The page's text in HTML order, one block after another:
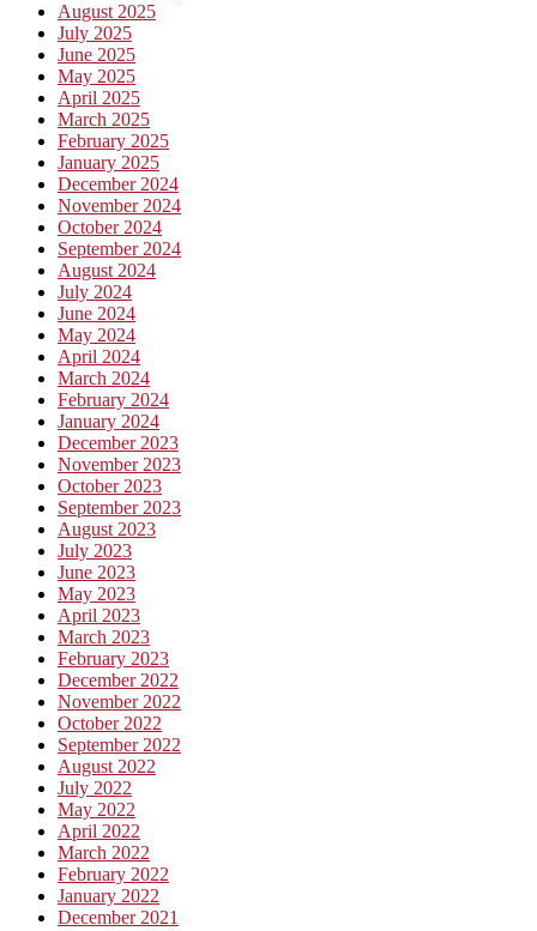
August 2025
July 2025
June 2025
May 2025
April 2025
March 2025
February 2025
January 2025
December 2024
November 2024
October 2024
September 2024
August 2024
July 2024
June 2024
May 2024
April 2024
March 2024
February 2024
January 2024
December 2023
November 2023
October 2023
September 2023
August 2023
July 2023
June 2023
May 2023
April 2023
March 2023
February 2023
December 2022
November 2022
October 2022
September 2022
August 2022
July 2022
May 2022
April 2022
March 2022
February 2022
January 2022
December 2021